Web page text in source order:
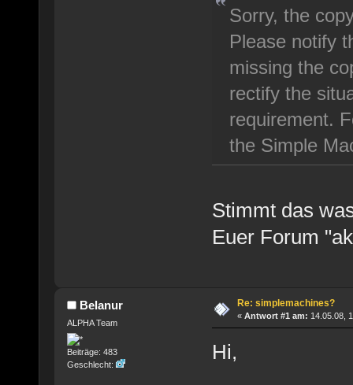
Sorry, the
Please notify
missing the
rectify the
requirement.
the Simple
Stimmt das
Euer Forum
Belanur
ALPHA Team
Beiträge: 483
Geschlecht:
Re: simplemachines?
« Antwort #1 am: 14.05.08,
Hi,